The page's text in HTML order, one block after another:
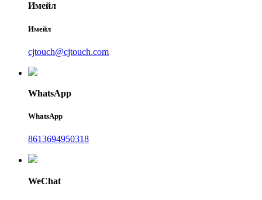
Имейл
Имейл
cjtouch@cjtouch.com
WhatsApp
WhatsApp
8613694950318
WeChat